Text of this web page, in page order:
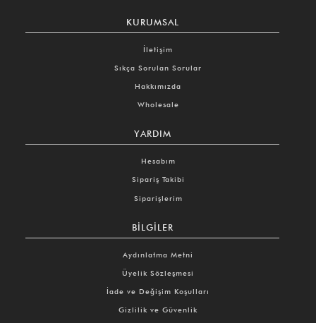
KURUMSAL
İletişim
Sıkça Sorulan Sorular
Hakkımızda
Wholesale
YARDIM
Hesabım
Sipariş Takibi
Siparişlerim
BILGILER
Aydınlatma Metni
Üyelik Sözleşmesi
İade ve Değişim Koşulları
Gizlilik ve Güvenlik